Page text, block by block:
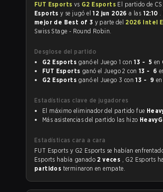
FUT Esports vs G2 Esports
Esportsy se jugó el12 jun 2026a las 12:10 .
mejor de Best of 3 y parte del 2026 Intel
Swiss Stage - Round Robin.
Desglose del partido
G2 Esports
ganó el Juego 1 con 13 - 5 en
FUT Esports
ganó el Juego 2 con 13 - 6
G2 Esports
ganó el Juego 3 con 13 - 9 en
Estadísticas clave de jugadores
El máximo eliminador del partido fue
Más asistencias del partido las hizo
Estadísticas cara a cara
FUT Esports y G2
Esports había ganado 2 veces , G2 Esports
partidos terminaron en empate.